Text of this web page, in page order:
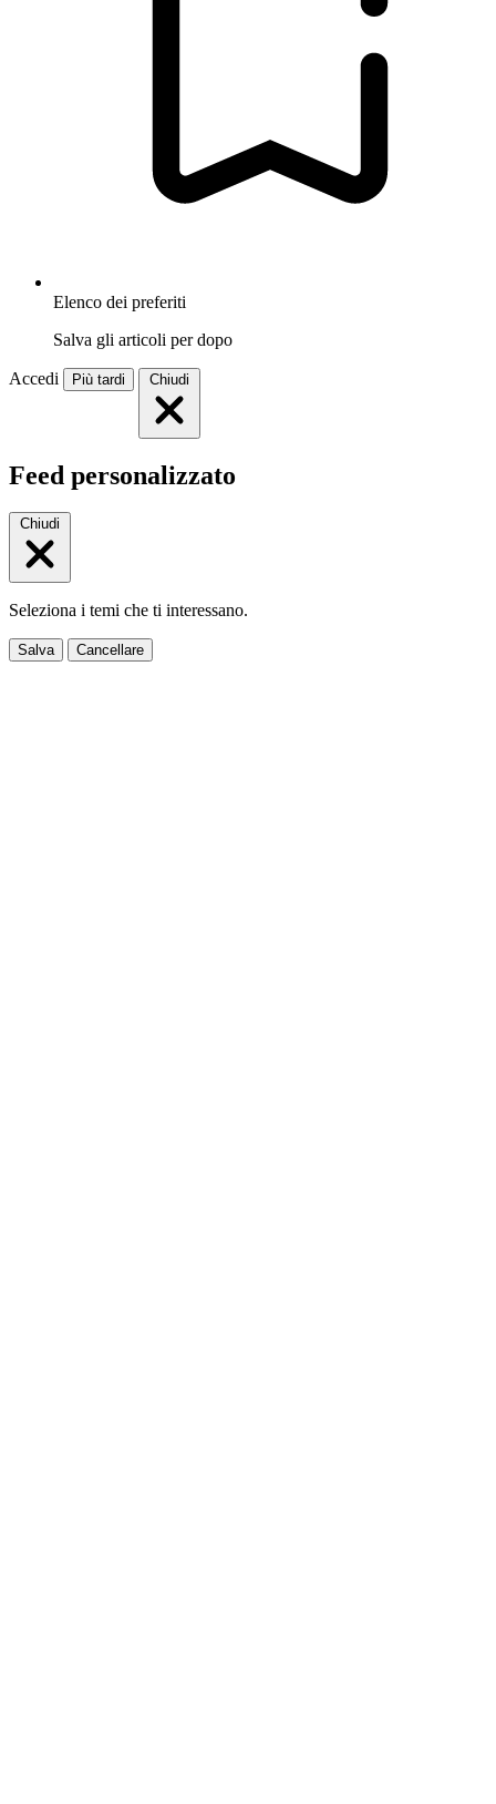
Elenco dei preferiti
Salva gli articoli per dopo
Accedi Più tardi Chiudi
Feed personalizzato
Chiudi
Seleziona i temi che ti interessano.
Salva Cancellare